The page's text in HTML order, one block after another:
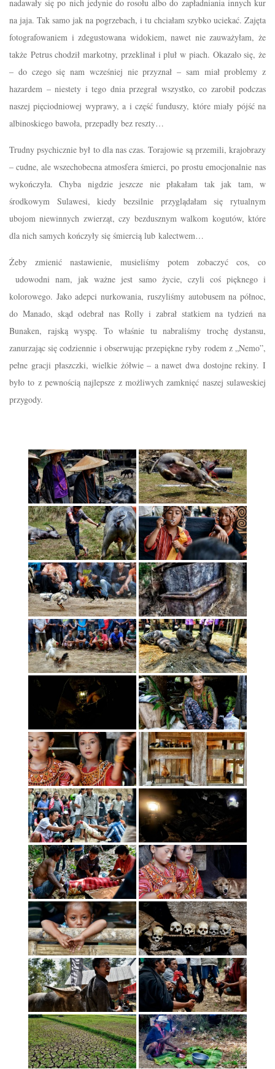
nadawały się po nich jedynie do rosołu albo do zapładniania innych kur
na jaja. Tak samo jak na pogrzebach, i tu chciałam szybko uciekać. Zajęta
fotografowaniem i zdegustowana widokiem, nawet nie zauważyłam, że
także Petrus chodził markotny, przeklinał i pluł w piach. Okazało się, że
– do czego się nam wcześniej nie przyznał – sam miał problemy z
hazardem – niestety i tego dnia przegrał wszystko, co zarobił podczas
naszej pięciodniowej wyprawy, a i część funduszy, które miały pójść na
albinoskiego bawoła, przepadły bez reszty…
Trudny psychicznie był to dla nas czas. Torajowie są przemili, krajobrazy
– cudne, ale wszechobecna atmosfera śmierci, po prostu emocjonalnie nas
wykończyła. Chyba nigdzie jeszcze nie płakałam tak jak tam, w
środkowym Sulawesi, kiedy bezsilnie przyglądałam się rytualnym
ubojom niewinnych zwierząt, czy bezdusznym walkom kogutów, które
dla nich samych kończyły się śmiercią lub kalectwem…
Żeby zmienić nastawienie, musieliśmy potem zobaczyć cos, co
udowodni nam, jak ważne jest samo życie, czyli coś pięknego i
kolorowego. Jako adepci nurkowania, ruszyliśmy autobusem na północ,
do Manado, skąd odebrał nas Rolly i zabrał statkiem na tydzień na
Bunaken, rajską wyspę. To właśnie tu nabraliśmy trochę dystansu,
zanurzając się codziennie i obserwując przepiękne ryby rodem z „Nemo”,
pełne gracji płaszczki, wielkie żółwie – a nawet dwa dostojne rekiny. I
było to z pewnością najlepsze z możliwych zamknięć naszej sulaweskiej
przygody.